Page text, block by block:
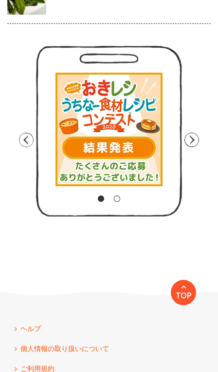
TOP
ヘルプ
個人情報の取り扱いについて
ご利用規約